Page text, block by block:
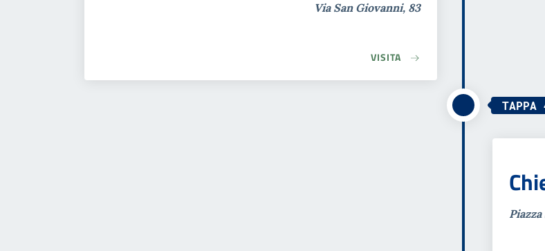
Via San Giovanni, 83
VISITA
TAPPA